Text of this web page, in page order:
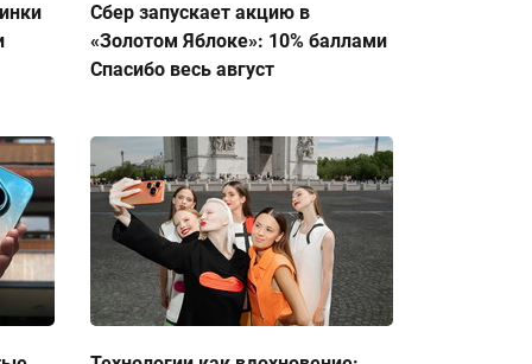
Сбер запускает акцию в
«Золотом Яблоке»: 10% баллами
Спасибо весь август